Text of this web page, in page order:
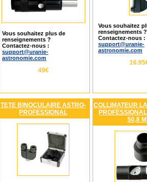
Vous souhaitez plus de
renseignements ?
Contactez-nous :
support@uranie-
astronomie.com
49€
Vous souhaitez
renseignements ?
Contactez-nous :
support@uranie-
astronomie.com
TETE BINOCULAIRE ASTRO-
PROFESSIONAL
COLLIMATEUR
50,8